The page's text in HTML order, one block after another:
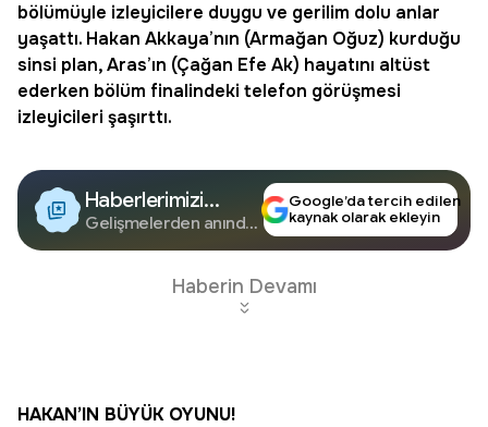
bölümüyle izleyicilere duygu ve gerilim dolu anlar
yaşattı. Hakan Akkaya’nın (Armağan Oğuz) kurduğu
sinsi plan, Aras’ın (Çağan Efe Ak) hayatını altüst
ederken bölüm finalindeki telefon görüşmesi
izleyicileri şaşırttı.
Haberlerimizi
Google'da Takip
Edin
Gelişmelerden anında
Google’da tercih edilen
kaynak olarak ekleyin
Haberin Devamı
HAKAN’IN BÜYÜK OYUNU!